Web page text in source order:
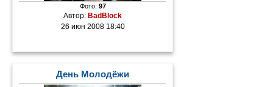
Фото: 97
Автор: BadBlock
26 июн 2008 18:40
День Молодёжи